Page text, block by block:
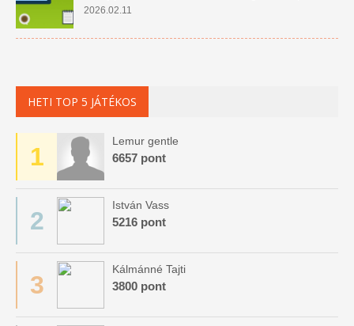
2026.02.11
HETI TOP 5 JÁTÉKOS
1
Lemur gentle
6657 pont
2
István Vass
5216 pont
3
Kálmánné Tajti
3800 pont